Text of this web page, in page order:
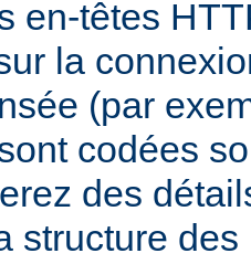
en-têtes
la
(par
codées
des
structure